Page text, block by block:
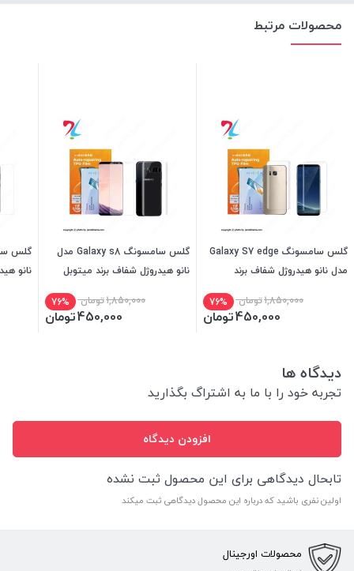
محصولات مرتبط
گلس سامسونگ Galaxy S7 edge
مدل نانو هیدروژل شفاف برند
1,850,000تومان 76%
450,000تومان
گلس سامسونگ Galaxy s8 مدل
نانو هیدروژل شفاف برند میتوبل
1,850,000تومان 76%
450,000تومان
نانو
دیدگاه ها
تجربه خود را با ما به اشتراگ بگذارید
افزودن دیدگاه
تابحال دیدگاهی برای این محصول ثبت نشده
اولین نفری باشید که درباره این محصول دیدگاهی ثبت میکند
محصولات اورجینال